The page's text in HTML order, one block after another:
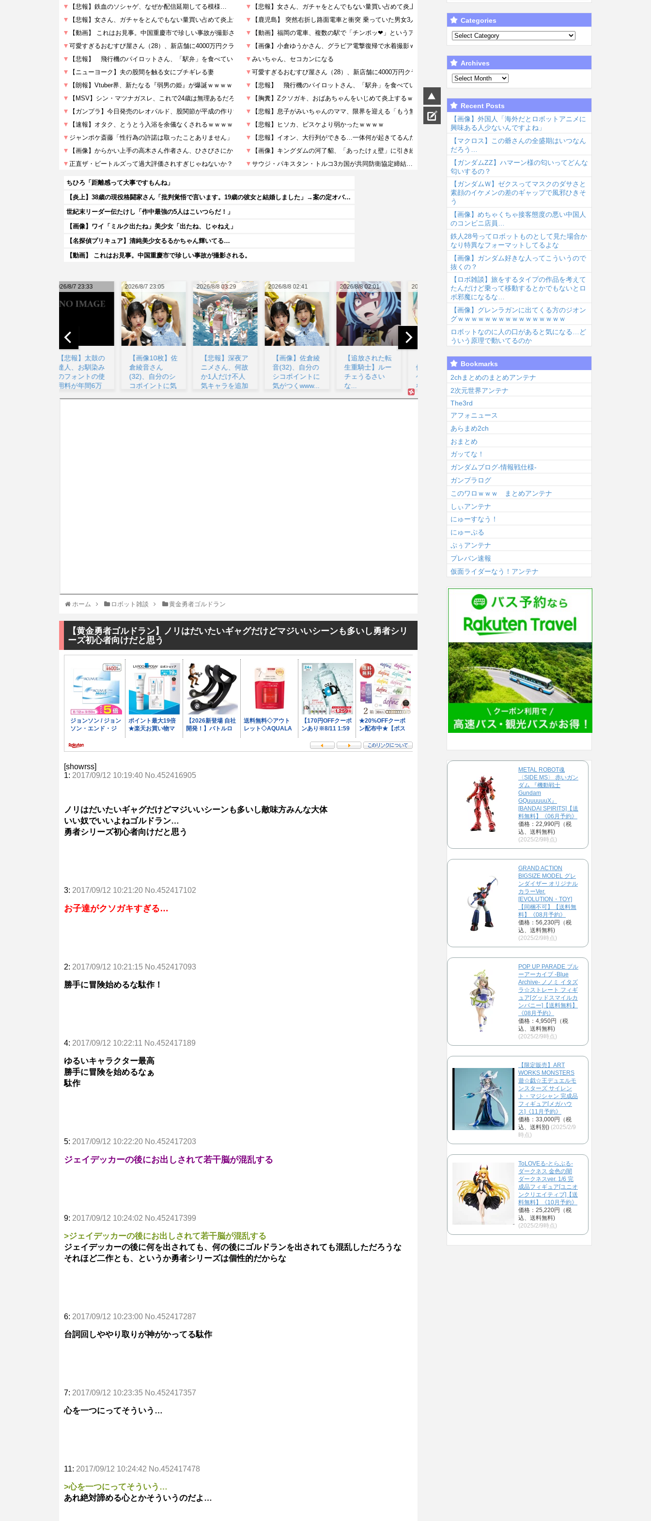
ちひろ「距離感って大事ですもんね」
【炎上】38歳の現役格闘家さん「批判覚悟で言います。19歳の彼女と結婚しました」→案の定オバサン達に見つかり炎上
世紀末リーダー伝たけし「作中最強の5人はこいつらだ！」
【画像】ワイ「ミルク出たね」美少女「出たね、じゃねえ」
【名探偵プリキュア】清純美少女るるかちゃん輝いてる…
【動画】 これはお見事。中国重慶市で珍しい事故が撮影される。
2026/8/8 03:29
【悲報】深夜ア
ニメさん、何故
か1人だけ不人
気キャラを追加
2026/8/8 02:41
【画像】佐倉綾
音(32)、自分の
シコポイントに
気がつくwww...
2026/8/8 02:01
【追放された転
生重騎士】ルー
チェうるさい
な...
2026/8/8 02:01
【画像】女性声
優「私はね、ハ
ゲてる人が好き
2026/8/8 00:59
【画像】声優の
澤田姫さん、自
分の武器を見せ
つけてしまう
www...
2026/8/8 00:54
ヤニねこの影響
ってみたいんだ
けど...
2026/8/8 00:37
【ポケモン】ナ
くて可愛いよ
な...
2026/8/7 23:05
【画像10枚】佐
倉綾音さん
(32)、自分のシ
コポイントに気
ホーム ロボット雑談 黄金勇者ゴルドラン
【黄金勇者ゴルドラン】ノリはだいたいギャグだけどマジいいシーンも多いし勇者シリ
ーズ初心者向けだと思う
[showrss]
1: 2017/09/12 10:19:40 No.452416905
ノリはだいたいギャグだけどマジいいシーンも多いし敵味方みんな大体
いい奴でいいよねゴルドラン…
勇者シリーズ初心者向けだと思う
3: 2017/09/12 10:21:20 No.452417102
お子達がクソガキすぎる…
2: 2017/09/12 10:21:15 No.452417093
勝手に冒険始めるな駄作！
4: 2017/09/12 10:22:11 No.452417189
ゆるいキャラクター最高
勝手に冒険を始めるなぁ
駄作
5: 2017/09/12 10:22:20 No.452417203
ジェイデッカーの後にお出しされて若干脳が混乱する
9: 2017/09/12 10:24:02 No.452417399
>ジェイデッカーの後にお出しされて若干脳が混乱する
ジェイデッカーの後に何を出されても、何の後にゴルドランを出されても混乱しただろうな
それほど二作とも、というか勇者シリーズは個性的だからな
6: 2017/09/12 10:23:00 No.452417287
台詞回しややり取りが神がかってる駄作
7: 2017/09/12 10:23:35 No.452417357
心を一つにってそういう…
11: 2017/09/12 10:24:42 No.452417478
>心を一つにってそういう…
あれ絶対諦める心とかそういうのだよ…
Categories
Archives
Recent Posts
【画像】外国人「海外だとロボットアニメに
興味ある人少ないんですよね」
【マクロス】この爺さんの全盛期はいつなん
だろう…
【ガンダムΖΖ】ハマーン様の匂いってどんな
匂いするの？
【ガンダムＷ】ゼクスってマスクのダサさと
素顔のイケメンの差のギャップで風邪ひきそ
う
【画像】めちゃくちゃ接客態度の悪い中国人
のコンビニ店員…
鉄人28号ってロボットものとして見た場合か
なり特異なフォーマットしてるよな
【画像】ガンダム好きな人ってこういうので
抜くの？
【ロボ雑談】旅をするタイプの作品を考えて
たんだけど乗って移動するとかでもないとロ
ボ邪魔になるな…
【画像】グレンラガンに出てくる方のジオン
グｗｗｗｗｗｗｗｗｗｗｗｗｗｗｗｗ
ロボットなのに人の口があると気になる…ど
ういう原理で動いてるのか
Bookmarks
2chまとめのまとめアンテナ
2次元世界アンテナ
The3rd
アフォニュース
あらまめ2ch
おまとめ
ガッてな！
ガンダムブログ-情報戦仕様-
ガンプラログ
このワロｗｗｗ まとめアンテナ
しぃアンテナ
にゅーすなう！
にゅーぷる
ぷぅアンテナ
プレバン速報
仮面ライダーなう！アンテナ
METAL ROBOT魂
〈SIDE MS〉 赤いガン
ダム 『機動戦士
Gundam
GQuuuuuuX』
[BANDAI SPIRITS]【送
料無料】《06月予約》
価格：22,990円（税
込、送料無料)
(2025/2/9時点)
GRAND ACTION
BIGSIZE MODEL グレ
ンダイザー オリジナル
カラーVer.
[EVOLUTION・TOY]
【同梱不可】【送料無
料】《08月予約》
価格：56,230円（税
込、送料無料)
(2025/2/9時点)
POP UP PARADE ブル
ーアーカイブ -Blue
Archive- ノノミ イタズ
ラ☆ストレート フィギ
ュア[グッドスマイルカ
ンパニー]【送料無料】
《08月予約》
価格：4,950円（税
込、送料無料)
(2025/2/9時点)
【限定販売】ART
WORKS MONSTERS
遊☆戯☆王デュエルモ
ンスターズ サイレン
ト・マジシャン 完成品
フィギュア[メガハウ
ス]《11月予約》
価格：33,000円（税
込、送料別) (2025/2/9
時点)
ToLOVEる-とらぶる-
ダークネス 金色の闇
ダークネスver. 1/6 完
成品フィギュア[ユニオ
ンクリエイティブ]【送
料無料】《10月予約》
価格：25,220円（税
込、送料無料)
(2025/2/9時点)